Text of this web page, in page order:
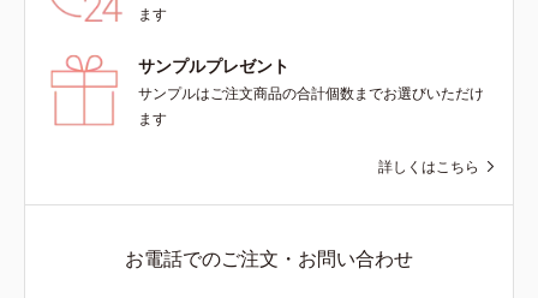
ます
サンプルプレゼント
サンプルはご注文商品の合計個数までお選びいただけ
ます
詳しくはこちら
お電話でのご注文・お問い合わせ